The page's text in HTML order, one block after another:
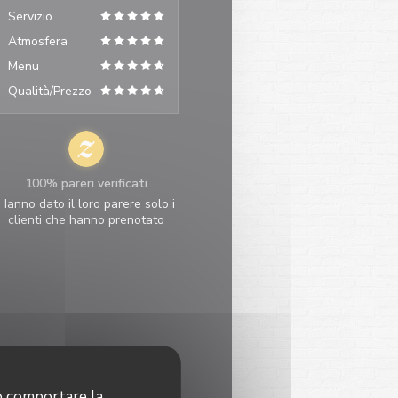
Servizio
Atmosfera
Menu
Qualità/Prezzo
100% pareri verificati
Hanno dato il loro parere solo i
clienti che hanno prenotato